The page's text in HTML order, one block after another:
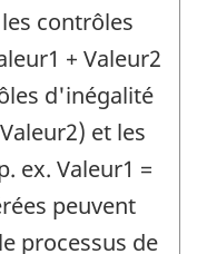
contrôles
+ Valeur2
d'inégalité
et les
ex. Valeur1 =
peuvent
processus de